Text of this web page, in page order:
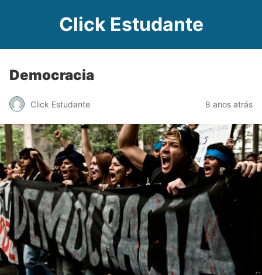
Click Estudante
Democracia
Click Estudante 8 anos atrás